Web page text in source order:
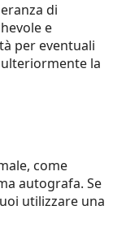
di
e
per eventuali
la
come
autografa. Se
utilizzare una